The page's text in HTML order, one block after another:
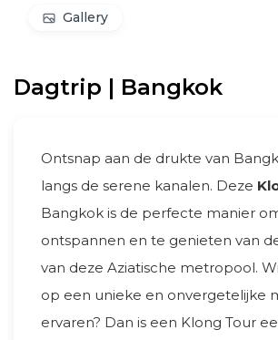
Gallery
Dagtrip | Bangkok
Ontsnap aan de drukte van
langs de serene kanalen. Deze
Bangkok is de perfecte manier
ontspannen en te genieten van
van deze Aziatische metropool.
op een unieke en onvergetelijke
ervaren? Dan is een Klong Tour